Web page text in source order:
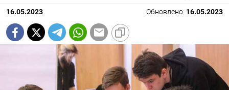
16.05.2023 Обновлено: 16.05.2023